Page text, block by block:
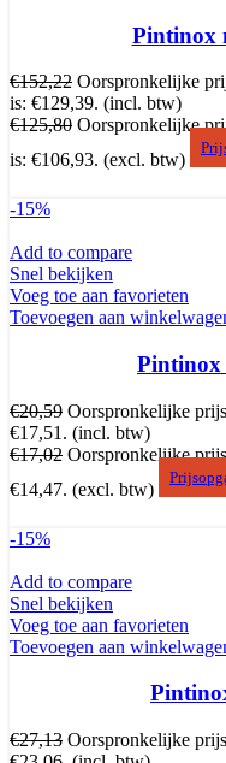
Pintinox
€152,22 Oorspronkelijke
is: €129,39. (incl. btw)
€125,80 Oorspronkelijke
is: €106,93. (excl. btw)
-15%
Add to compare
Snel bekijken
Voeg toe aan favorieten
Toevoegen aan
Pintinox
€20,59 Oorspronkelijke
€17,51. (incl. btw)
€17,02 Oorspronkelijke
€14,47. (excl. btw)
-15%
Add to compare
Snel bekijken
Voeg toe aan favorieten
Toevoegen aan
€27,13 Oorspronkelijke